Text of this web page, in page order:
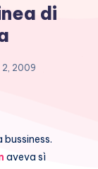
di
2009
bussiness.
aveva sì